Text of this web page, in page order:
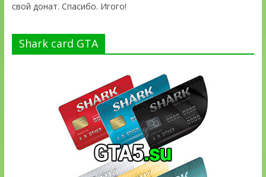
свой донат. Спасибо. Игого!
Shark card GTA